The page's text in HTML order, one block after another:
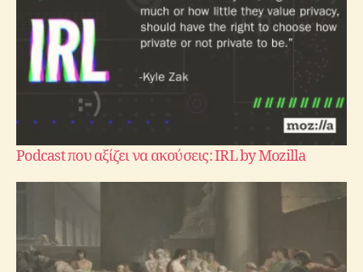
Podcast που αξίζει να ακούσεις: IRL by Mozilla